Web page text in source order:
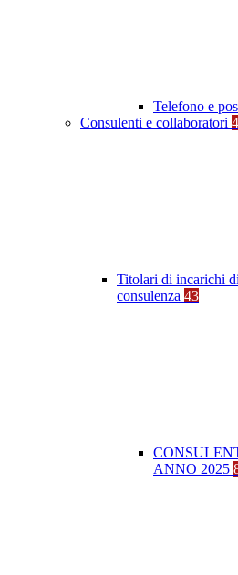
Telefono e
Consulenti e collaboratori
Titolari di incarichi
consulenza 43
ANNO 2025